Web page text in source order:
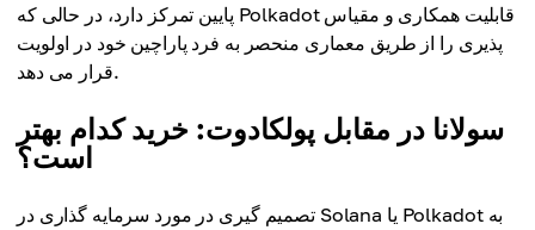
پایین تمرکز دارد، در حالی که Polkadot قابلیت همکاری و مقیاس
پذیری را از طریق معماری منحصر به فرد پاراچین خود در اولویت
قرار می دهد.
سولانا در مقابل پولکادوت: خرید کدام بهتر
است؟
تصمیم گیری در مورد سرمایه گذاری در Solana یا Polkadot به